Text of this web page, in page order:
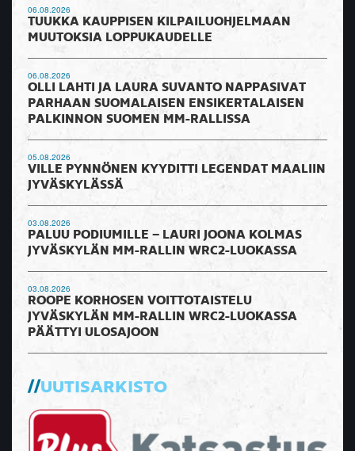
06.08.2026
TUUKKA KAUPPISEN KILPAILUOHJELMAAN
MUUTOKSIA LOPPUKAUDELLE
06.08.2026
OLLI LAHTI JA LAURA SUVANTO NAPPASIVAT
PARHAAN SUOMALAISEN ENSIKERTALAISEN
PALKINNON SUOMEN MM-RALLISSA
05.08.2026
VILLE PYNNÖNEN KYYDITTI LEGENDAT MAALIIN
JYVÄSKYLÄSSÄ
03.08.2026
PALUU PODIUMILLE – LAURI JOONA KOLMAS
JYVÄSKYLÄN MM-RALLIN WRC2-LUOKASSA
03.08.2026
ROOPE KORHOSEN VOITTOTAISTELU
JYVÄSKYLÄN MM-RALLIN WRC2-LUOKASSA
PÄÄTTYI ULOSAJOON
UUTISARKISTO